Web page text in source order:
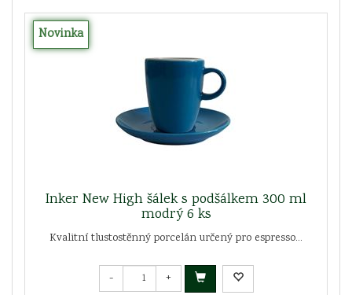
Novinka
Inker New High šálek s podšálkem 300 ml
modrý 6 ks
Kvalitní tlustostěnný porcelán určený pro espresso...
- +